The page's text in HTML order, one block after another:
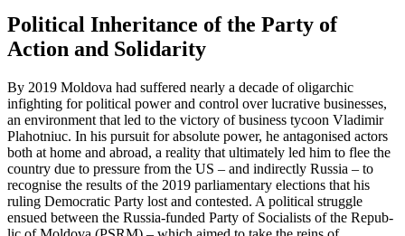
Political Inheritance of the Party of
Action and Solidarity
By 2019 Moldova had suffered nearly a decade of oligarchic
infighting for political power and control over lucrative businesses,
an environment that led to the victory of business tycoon Vladimir
Plahotniuc. In his pursuit for absolute power, he antagonised actors
both at home and abroad, a reality that ultimately led him to flee the
country due to pressure from the US – and indi­rectly Russia – to
recognise the results of the 2019 parliamentary elections that his
ruling Democratic Party lost and contested. A political struggle
ensued between the Rus­­sia-funded Party of Socialists of the Repub­­